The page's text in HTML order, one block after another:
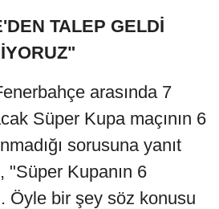
TALEP GELDİ
arasında 7
Süper Kupa maçının 6
sorusuna yanıt
"Süper Kupanın 6
Öyle bir şey söz konusu